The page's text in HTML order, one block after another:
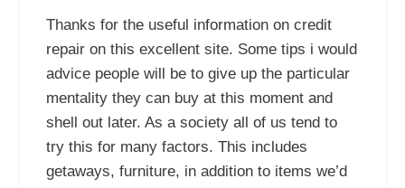
Thanks for the useful information on credit
repair on this excellent site. Some tips i would
advice people will be to give up the particular
mentality they can buy at this moment and
shell out later. As a society all of us tend to
try this for many factors. This includes
getaways, furniture, in addition to items we’d